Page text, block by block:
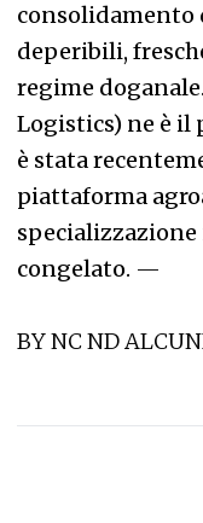
consolidamento
deperibili,
regime
Logistics) ne è il
è stata
piattaforma
specializzazione
congelato. —
BY NC ND